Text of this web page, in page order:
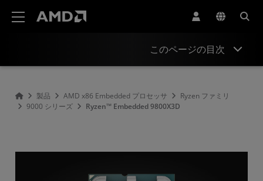
このページの目次
製品 AMD x86 Embedded プロセッサ
Ryzen ファミリ
9000 シリーズ
Ryzen™ Embedded 9800X3D